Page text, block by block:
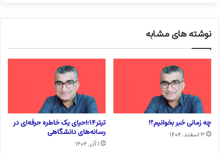
نوشته های مشابه
چه زمانی خبر بخوانیم؟!
۳ اسفند, ۱۴۰۴
تیتر۱۴؛احیای یک خاطره حرفه‌ای در
رسانه‌های دانشگاهی
۱ آذر, ۱۴۰۴